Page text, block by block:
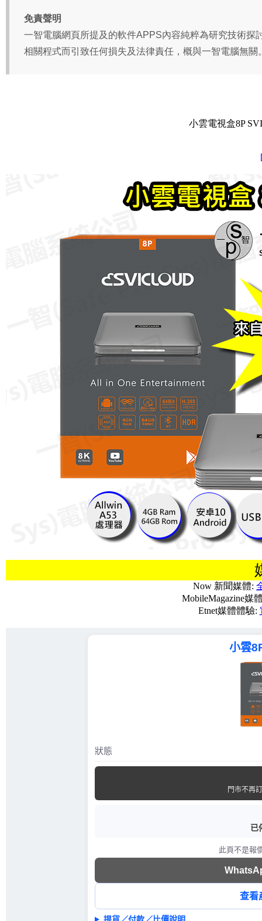
小雲電視盒8P
Now 新聞媒體:
MobileMagazine媒
Etnet媒體體驗: